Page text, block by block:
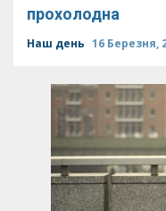
прохолодна
Наш день 16 Березня,